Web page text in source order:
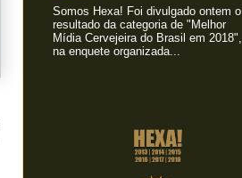
Somos Hexa! Foi divulgado ontem o
resultado da categoria de "Melhor
Mídia Cervejeira do Brasil em 2018",
na enquete organizada...